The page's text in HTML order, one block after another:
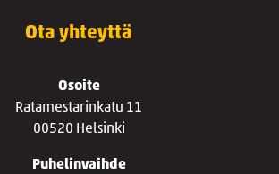
Ota yhteyttä
Osoite
Ratamestarinkatu 11
00520 Helsinki
Puhelinvaihde